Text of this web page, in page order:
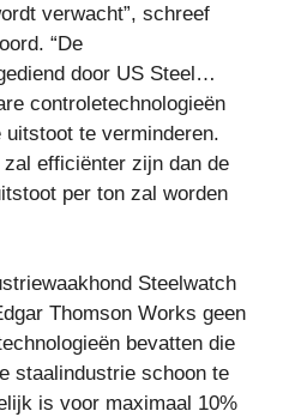
verwacht”, schreef
“De
door US Steel…
controletechnologieën
te verminderen.
efficiënter zijn dan de
per ton zal worden
Steelwatch
Thomson Works geen
bevatten die
staalindustrie schoon te
is voor maximaal 10%